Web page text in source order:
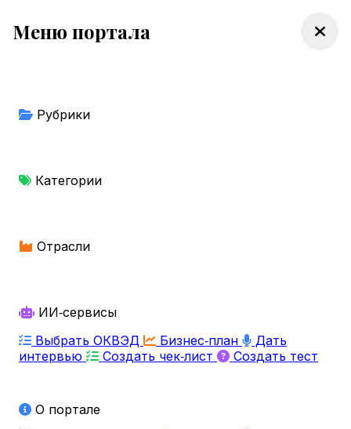
Меню портала
Рубрики
Категории
Отрасли
ИИ‑сервисы
Выбрать ОКВЭД
Бизнес‑план
Дать
интервью
Создать чек‑лист Создать тест
О портале